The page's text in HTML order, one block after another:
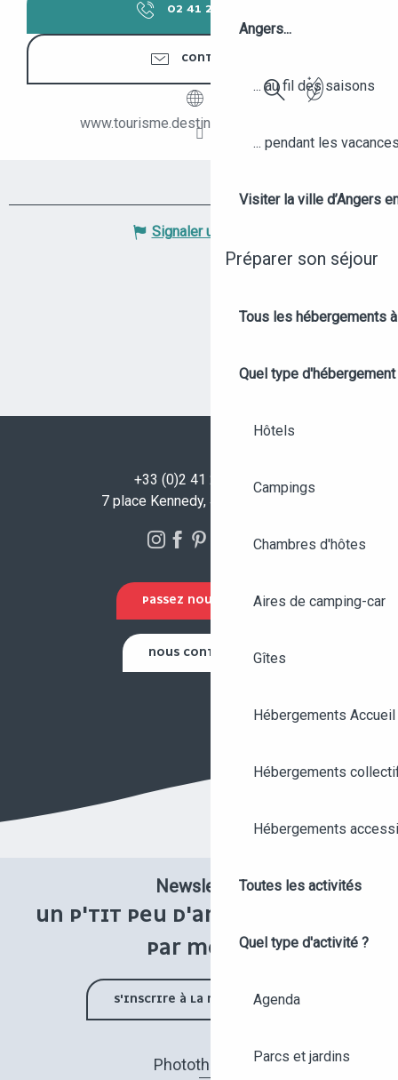
Angers...
... au fil des saisons
... pendant les
Visiter la ville d’Angers
Préparer son séjour
Tous les hébergements
Quel type d'hébergement
Hôtels
Campings
Chambres d'hôtes
Aires de camping-car
Gîtes
Hébergements
Hébergements
Hébergements
Toutes les activités
Quel type d'activité ?
Agenda
Parcs et jardins
02 41 23 50
CONTACTER
www.tourisme.destination-angers.com
Signaler une erreur
+33 (0)2 41 23 50 00
7 place Kennedy, 49100 Angers
PASSEZ NOUS VOIR !
NOUS CONTACTER
Newsletter
UN P'TIT PEU D'ANGERS UNE FOIS
PAR MOIS !
S'INSCRIRE À LA NEWSLETTER
Photothèque